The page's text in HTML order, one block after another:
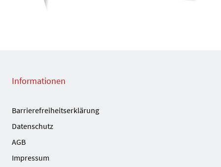
Informationen
Barrierefreiheitserklärung
Datenschutz
AGB
Impressum